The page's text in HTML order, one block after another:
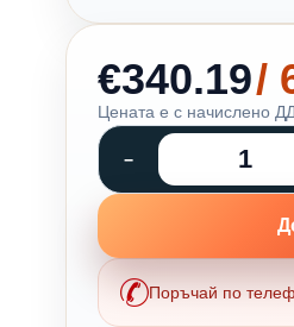
€340.19/
Цената е с начислено
Поръчай по